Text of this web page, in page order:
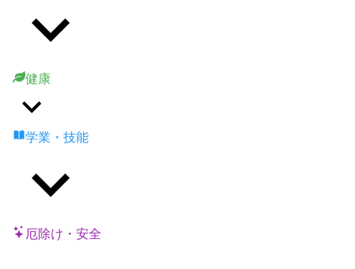
健康
学業・技能
厄除け・安全